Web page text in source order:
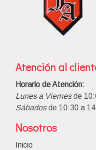
Atención al
Horario de Atención:
Lunes a Viernesde
Sábadosde 10:30 a
Nosotros
Inicio